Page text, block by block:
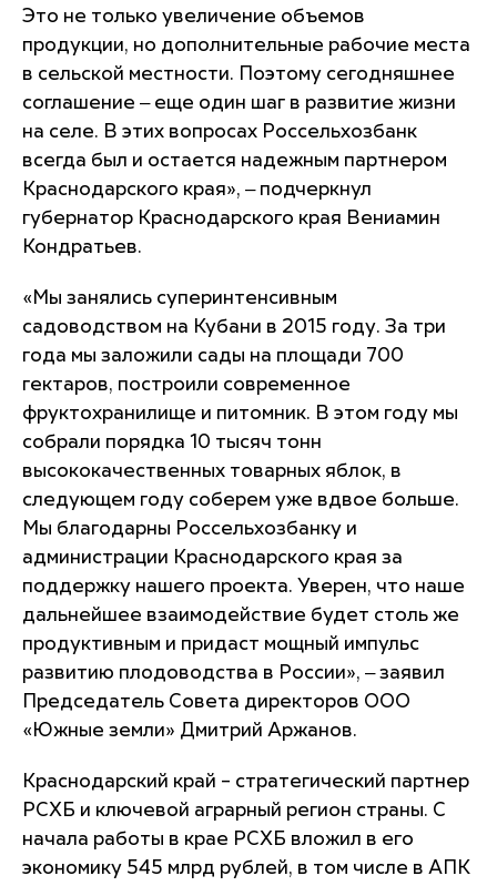
Это не только увеличение объемов
продукции, но дополнительные рабочие места
в сельской местности. Поэтому сегодняшнее
соглашение ‒ еще один шаг в развитие жизни
на селе. В этих вопросах Россельхозбанк
всегда был и остается надежным партнером
Краснодарского края», ‒ подчеркнул
губернатор Краснодарского края Вениамин
Кондратьев.
«Мы занялись суперинтенсивным
садоводством на Кубани в 2015 году. За три
года мы заложили сады на площади 700
гектаров, построили современное
фруктохранилище и питомник. В этом году мы
собрали порядка 10 тысяч тонн
высококачественных товарных яблок, в
следующем году соберем уже вдвое больше.
Мы благодарны Россельхозбанку и
администрации Краснодарского края за
поддержку нашего проекта. Уверен, что наше
дальнейшее взаимодействие будет столь же
продуктивным и придаст мощный импульс
развитию плодоводства в России», ‒ заявил
Председатель Совета директоров ООО
«Южные земли» Дмитрий Аржанов.
Краснодарский край – стратегический партнер
РСХБ и ключевой аграрный регион страны. С
начала работы в крае РСХБ вложил в его
экономику 545 млрд рублей, в том числе в АПК